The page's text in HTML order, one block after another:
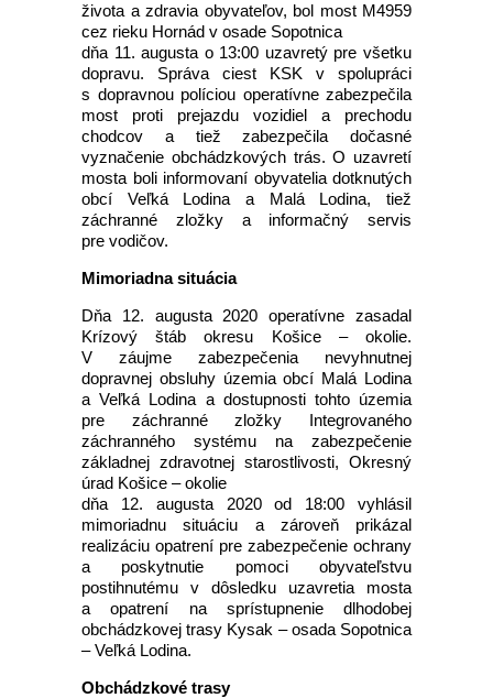
života a zdravia obyvateľov, bol most M4959
cez rieku Hornád v osade Sopotnica
dňa 11. augusta o 13:00 uzavretý pre všetku
dopravu. Správa ciest KSK v spolupráci
s dopravnou políciou operatívne zabezpečila
most proti prejazdu vozidiel a prechodu
chodcov a tiež zabezpečila dočasné
vyznačenie obchádzkových trás. O uzavretí
mosta boli informovaní obyvatelia dotknutých
obcí Veľká Lodina a Malá Lodina, tiež
záchranné zložky a informačný servis
pre vodičov.
Mimoriadna situácia
Dňa 12. augusta 2020 operatívne zasadal
Krízový štáb okresu Košice – okolie.
V záujme zabezpečenia nevyhnutnej
dopravnej obsluhy územia obcí Malá Lodina
a Veľká Lodina a dostupnosti tohto územia
pre záchranné zložky Integrovaného
záchranného systému na zabezpečenie
základnej zdravotnej starostlivosti, Okresný
úrad Košice – okolie
dňa 12. augusta 2020 od 18:00 vyhlásil
mimoriadnu situáciu a zároveň prikázal
realizáciu opatrení pre zabezpečenie ochrany
a poskytnutie pomoci obyvateľstvu
postihnutému v dôsledku uzavretia mosta
a opatrení na sprístupnenie dlhodobej
obchádzkovej trasy Kysak – osada Sopotnica
– Veľká Lodina.
Obchádzkové trasy